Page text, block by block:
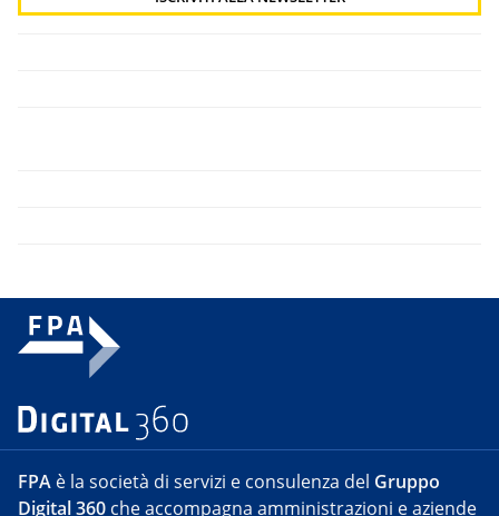
FPA è la società di servizi e consulenza del Gruppo
Digital 360 che accompagna amministrazioni e aziende